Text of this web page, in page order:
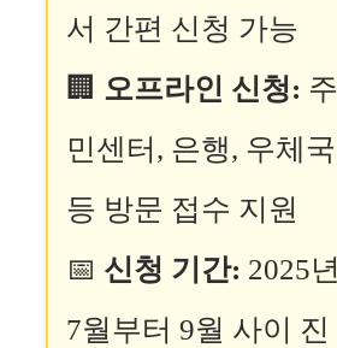
서 간편 신청 가능
🏢 오프라인 신청: 주
민센터, 은행, 우체국
등 방문 접수 지원
📅 신청 기간: 2025년
7월부터 9월 사이 진